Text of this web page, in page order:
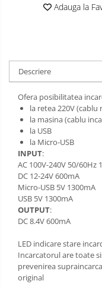
Adauga la
Descriere
Ofera posibilitatea
la retea 220V (cablu
la masina (cablu
la USB
la Micro-USB
INPUT:
AC 100V-240V 50/60Hz
DC 12-24V 600mA
Micro-USB 5V 1300mA
USB 5V 1300mA
OUTPUT:
DC 8.4V 600mA
LED indicare stare
Incarcatorul are toate
prevenirea
original